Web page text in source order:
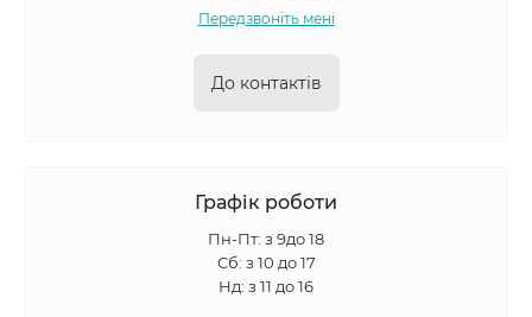
Передзвоніть мені
До контактів
Графік роботи
Пн-Пт: з 9до 18
Сб: з 10 до 17
Нд: з 11 до 16